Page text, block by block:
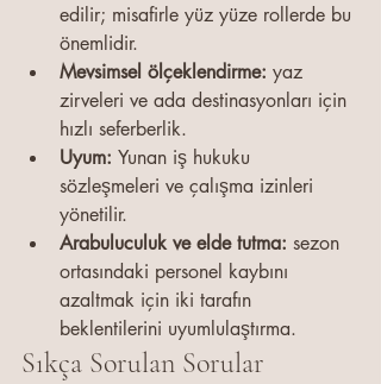
edilir; misafirle yüz yüze rollerde bu
önemlidir.
Mevsimsel ölçeklendirme: yaz
zirveleri ve ada destinasyonları için
hızlı seferberlik.
Uyum: Yunan iş hukuku
sözleşmeleri ve çalışma izinleri
yönetilir.
Arabuluculuk ve elde tutma: sezon
ortasındaki personel kaybını
azaltmak için iki tarafın
beklentilerini uyumlulaştırma.
Sıkça Sorulan Sorular